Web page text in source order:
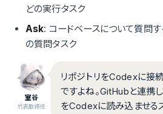
どの実行タスク
Ask: コードベースについて質問
の質問タスク
室谷
代表取締役
リポジトリをCodexに接
ですよね。GitHubと連携
をCodexに読み込ませる